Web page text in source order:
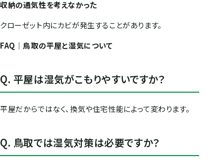
収納の通気性を考えなかった
クローゼット内にカビが発生することがあります。
FAQ｜鳥取の平屋と湿気について
Q. 平屋は湿気がこもりやすいですか？
平屋だからではなく、換気や住宅性能によって変わります。
Q. 鳥取では湿気対策は必要ですか？